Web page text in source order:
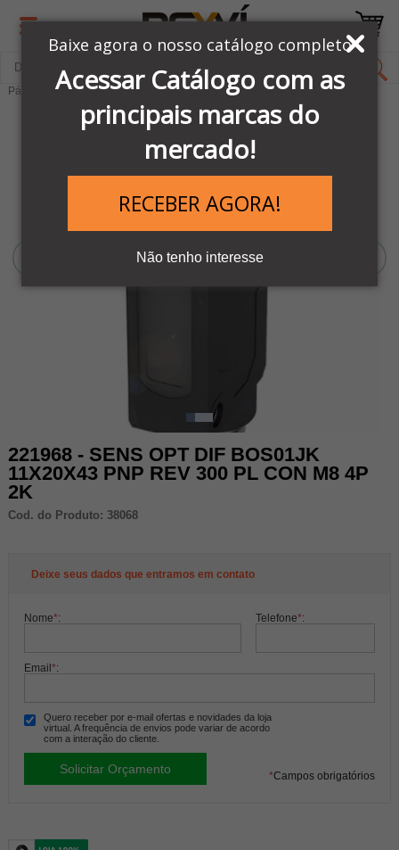
Baixe agora o nosso catálogo completo
Acessar Catálogo com as
principais marcas do
mercado!
RECEBER AGORA!
Não tenho interesse
Página Inicial LINHA SENSORES BALLUFF Sensores Ópticos
221968 - SENS OPT DIF BOS01JK
11X20X43 PNP REV 300 PL CON M8 4P
2K
Cod. do Produto: 38068
Deixe seus dados que entramos em contato
Nome*: Telefone*:
Email*:
Quero receber por e-mail ofertas e novidades da loja
virtual. A frequência de envios pode variar de acordo
com a interação do cliente.
*Campos obrigatórios